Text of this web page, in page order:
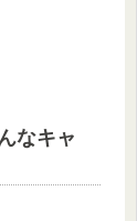
なキャ